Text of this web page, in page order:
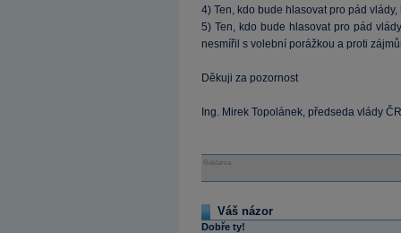
4) Ten, kdo bude hlasovat pro pád
5) Ten, kdo bude hlasovat pro pád
nesmířil s volební porážkou a proti
Děkuji za pozornost
Ing. Mirek Topolánek, předseda vlády
Reklama
Váš názor
Dobře ty!